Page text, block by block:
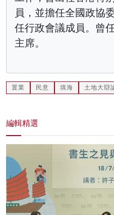
員，並擔任全國政協
任行政會議成員。曾
主席。
置業 民意 填海 土地大辯
編輯精選